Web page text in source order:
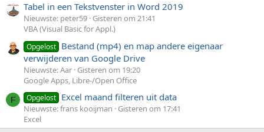
Tabel in een Tekstvenster in Word 2019
Nieuwste: peter59 Gisteren om 21:41
VBA (Visual Basic for Appl.)
Opgelost Bestand (mp4) en map andere eigenaar
verwijderen van Google Drive
Nieuwste: Aar Gisteren om 19:20
Google Apps, Libre-/Open Office
F Opgelost Excel maand filteren uit data
Nieuwste: frans kooijman
Gisteren om 17:41
Excel